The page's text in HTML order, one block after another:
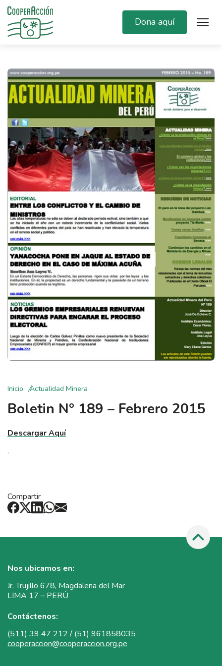
Dona aquí
Inicio Actualidad Minera
Boletin N° 189 – Febrero 2015
Descargar Aquí
.
Compartir
Nos ubicamos en:
Jr. Trujillo 678, Magdalena del Mar
LIMA 17 – PERÚ
Contáctenos:
(511) 39 47 212 / (51) 961858035
cooperaccion@cooperaccion.org.pe